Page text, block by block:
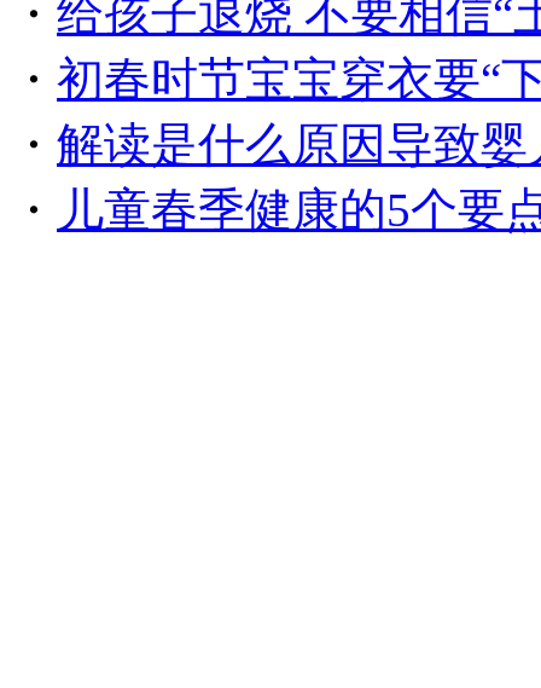
・ 给孩子退烧 不要相信“
・ 初春时节宝宝穿衣要“
・ 解读是什么原因导致婴
・ 儿童春季健康的5个要